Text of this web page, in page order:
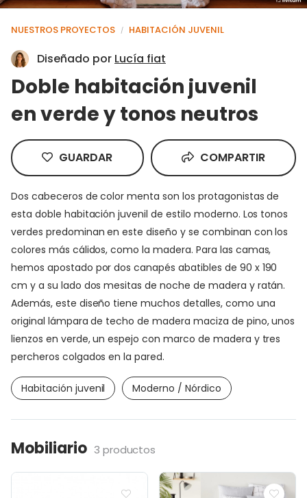
NUESTROS PROYECTOS / HABITACIÓN JUVENIL
Diseñado por Lucía fiat
Doble habitación juvenil
en verde y tonos neutros
GUARDAR COMPARTIR
Dos cabeceros de color menta son los protagonistas de
esta doble habitación juvenil de estilo moderno. Los tonos
verdes predominan en este diseño y se combinan con los
colores más cálidos, como la madera. Para las camas,
hemos apostado por dos canapés abatibles de 90 x 190
cm y a su lado dos mesitas de noche de madera y ratán.
Además, este diseño tiene muchos detalles, como una
original lámpara de techo de madera maciza de pino, unos
lienzos en verde, un espejo con marco de madera y tres
percheros colgados en la pared.
Habitación juvenil Moderno / Nórdico
Mobiliario 3 productos